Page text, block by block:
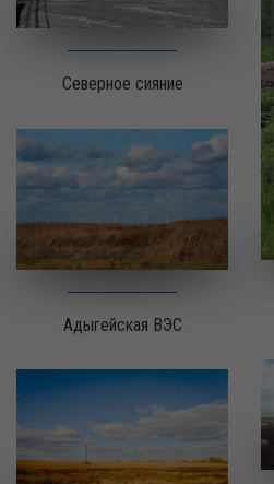
Северное сияние
Адыгейская ВЭС